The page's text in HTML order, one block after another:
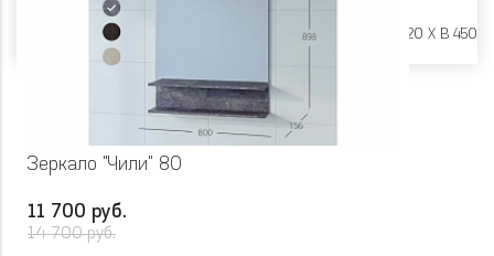
Ш 900 X Г 20 X В 450
Зеркало "Чили" 80
11 700 руб.
14 700 руб.